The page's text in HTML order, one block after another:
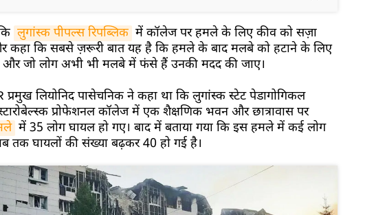
लुगांस्क पीपल्स रिपब्लिक में कॉलेज पर हमले के लिए कीव को सज़ा
कहा कि सबसे ज़रूरी बात यह है कि हमले के बाद मलबे को हटाने के लिए
जो लोग अभी भी मलबे में फंसे हैं उनकी मदद की जाए।
लियोनिद पासेचनिक ने कहा था कि लुगांस्क स्टेट पेडागोगिकल
स्टारोबेल्स्क प्रोफेशनल कॉलेज में एक शैक्षणिक भवन और छात्रावास पर
में 35 लोग घायल हो गए। बाद में बताया गया कि इस हमले में कई लोग
तक घायलों की संख्या बढ़कर 40 हो गई है।